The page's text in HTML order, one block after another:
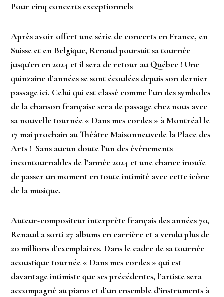
Pour cinq concerts exceptionnels
Après avoir offert une série de concerts en France, en
Suisse et en Belgique, Renaud poursuit sa tournée
jusqu’en en 2024 et il sera de retour au Québec ! Une
quinzaine d’années se sont écoulées depuis son dernier
passage ici. Celui qui est classé comme l’un des symboles
de la chanson française sera de passage chez nous avec
sa nouvelle tournée « Dans mes cordes » à Montréal le
17 mai prochain au Théâtre Maisonneuvede la Place des
Arts ! Sans aucun doute l’un des événements
incontournables de l’année 2024 et une chance inouïe
de passer un moment en toute intimité avec cette icône
de la musique.
Auteur-compositeur interprète français des années 70,
Renaud a sorti 27 albums en carrière et a vendu plus de
20 millions d’exemplaires. Dans le cadre de sa tournée
acoustique tournée « Dans mes cordes » qui est
davantage intimiste que ses précédentes, l’artiste sera
accompagné au piano et d’un ensemble d’instruments à